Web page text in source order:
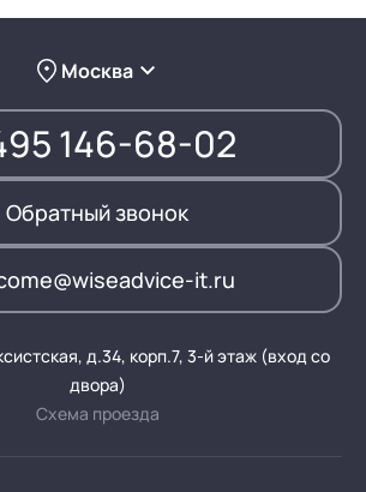
Москва
146-68-02
Обратный звонок
it.ru
д.34, корп.7, 3-й этаж (вход со
двора)
Схема проезда